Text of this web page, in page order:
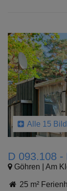
Alle 15
D 093.108
Göhren | Am
25 m²